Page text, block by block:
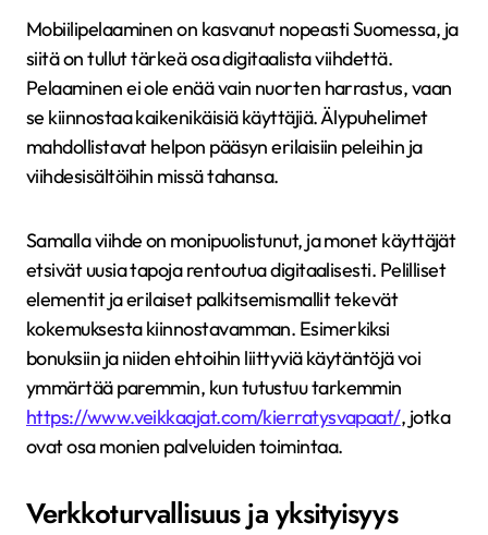
Mobiilipelaaminen on kasvanut nopeasti Suomessa, ja
siitä on tullut tärkeä osa digitaalista viihdettä.
Pelaaminen ei ole enää vain nuorten harrastus, vaan
se kiinnostaa kaikenikäisiä käyttäjiä. Älypuhelimet
mahdollistavat helpon pääsyn erilaisiin peleihin ja
viihdesisältöihin missä tahansa.
Samalla viihde on monipuolistunut, ja monet käyttäjät
etsivät uusia tapoja rentoutua digitaalisesti. Pelilliset
elementit ja erilaiset palkitsemismallit tekevät
kokemuksesta kiinnostavamman. Esimerkiksi
bonuksiin ja niiden ehtoihin liittyviä käytäntöjä voi
ymmärtää paremmin, kun tutustuu tarkemmin
https://www.veikkaajat.com/kierratysvapaat/, jotka
ovat osa monien palveluiden toimintaa.
Verkkoturvallisuus ja yksityisyys